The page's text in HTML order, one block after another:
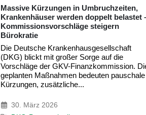
Krankenhäuser befürchten starke
Leistungseinschränkungen
Die Deutsche Krankenhausgesellschaft
(DKG) kritisiert den heutigen Beschluss des
Bundesrats zum
Krankenhausreformanpassungsgesetz
(KHAG). Insbesondere die Regelungen zu
den Pflegepersonaluntergrenzen, die...
DKG-Pressemitteilungen